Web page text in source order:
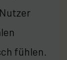
fühlen.